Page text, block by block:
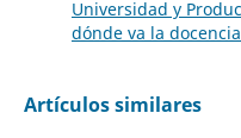
Universidad y
dónde va la
Artículos similares